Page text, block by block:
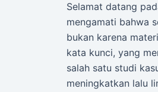
Selamat datang
mengamati bahwa
bukan karena
kata kunci, yang
salah satu studi
meningkatkan lalu